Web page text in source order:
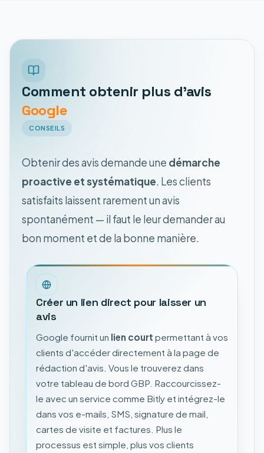
Comment obtenir plus d'avis
Google
CONSEILS
Obtenir des avis demande une démarche
proactive et systématique. Les clients
satisfaits laissent rarement un avis
spontanément — il faut le leur demander au
bon moment et de la bonne manière.
Créer un lien direct pour laisser un
avis
Google fournit un lien court permettant à vos
clients d'accéder directement à la page de
rédaction d'avis. Vous le trouverez dans
votre tableau de bord GBP. Raccourcissez-
le avec un service comme Bitly et intégrez-le
dans vos e-mails, SMS, signature de mail,
cartes de visite et factures. Plus le
processus est simple, plus vos clients